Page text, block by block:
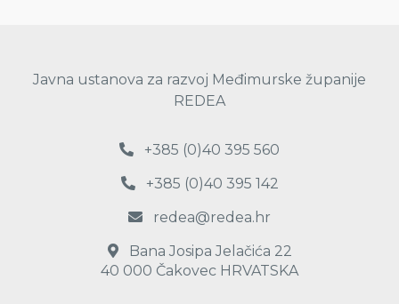
Javna ustanova za razvoj Međimurske županije
REDEA
+385 (0)40 395 560
+385 (0)40 395 142
redea@redea.hr
Bana Josipa Jelačića 22
40 000 Čakovec HRVATSKA